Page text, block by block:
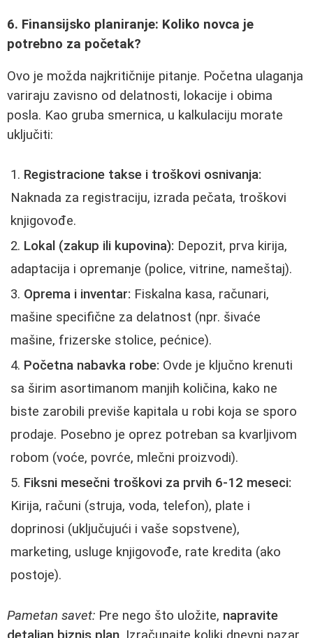
6. Finansijsko planiranje: Koliko novca je
potrebno za početak?
Ovo je možda najkritičnije pitanje. Početna ulaganja
variraju zavisno od delatnosti, lokacije i obima
posla. Kao gruba smernica, u kalkulaciju morate
uključiti:
Registracione takse i troškovi osnivanja:
Naknada za registraciju, izrada pečata, troškovi
knjigovođe.
Lokal (zakup ili kupovina): Depozit, prva kirija,
adaptacija i opremanje (police, vitrine, nameštaj).
Oprema i inventar: Fiskalna kasa, računari,
mašine specifične za delatnost (npr. šivaće
mašine, frizerske stolice, pećnice).
Početna nabavka robe: Ovde je ključno krenuti
sa širim asortimanom manjih količina, kako ne
biste zarobili previše kapitala u robi koja se sporo
prodaje. Posebno je oprez potreban sa kvarljivom
robom (voće, povrće, mlečni proizvodi).
Fiksni mesečni troškovi za prvih 6-12 meseci:
Kirija, računi (struja, voda, telefon), plate i
doprinosi (uključujući i vaše sopstvene),
marketing, usluge knjigovođe, rate kredita (ako
postoje).
Pametan savet: Pre nego što uložite, napravite
detaljan biznis plan . Izračunajte koliki dnevni pazar